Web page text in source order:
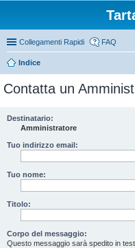
Collegamenti Rapidi FAQ
Indice
Contatta un
Destinatario:
Amministratore
Tuo indirizzo email:
Tuo nome:
Titolo:
Corpo del messaggio:
Questo messaggio sarà spedito in